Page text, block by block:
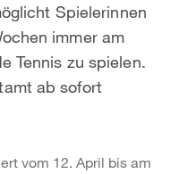
Spielerinnen
immer am
Tennis zu spielen.
ab sofort
vom 12. April bis am